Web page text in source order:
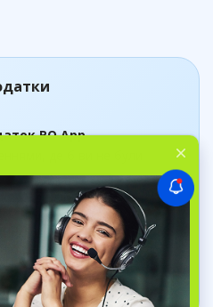
RO App
бізнесу в реальному часі